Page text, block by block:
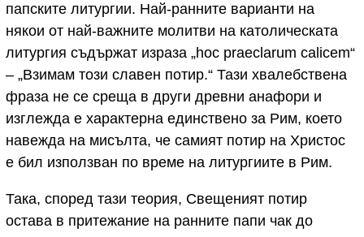
папските литургии. Най-ранните варианти на
някои от най-важните молитви на католическата
литургия съдържат израза „hoc praeclarum calicem“
– „Взимам този славен потир.“ Тази хвалебствена
фраза не се среща в други древни анафори и
изглежда е характерна единствено за Рим, което
навежда на мисълта, че самият потир на Христос
е бил използван по време на литургиите в Рим.
Така, според тази теория, Свещеният потир
остава в притежание на ранните папи чак до